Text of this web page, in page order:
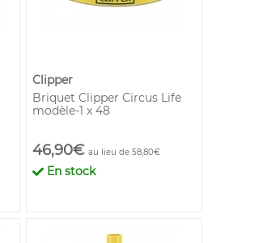
Clipper
Briquet Clipper Circus Life
modèle-1 x 48
46,90€ au lieu de 58,80€
En stock